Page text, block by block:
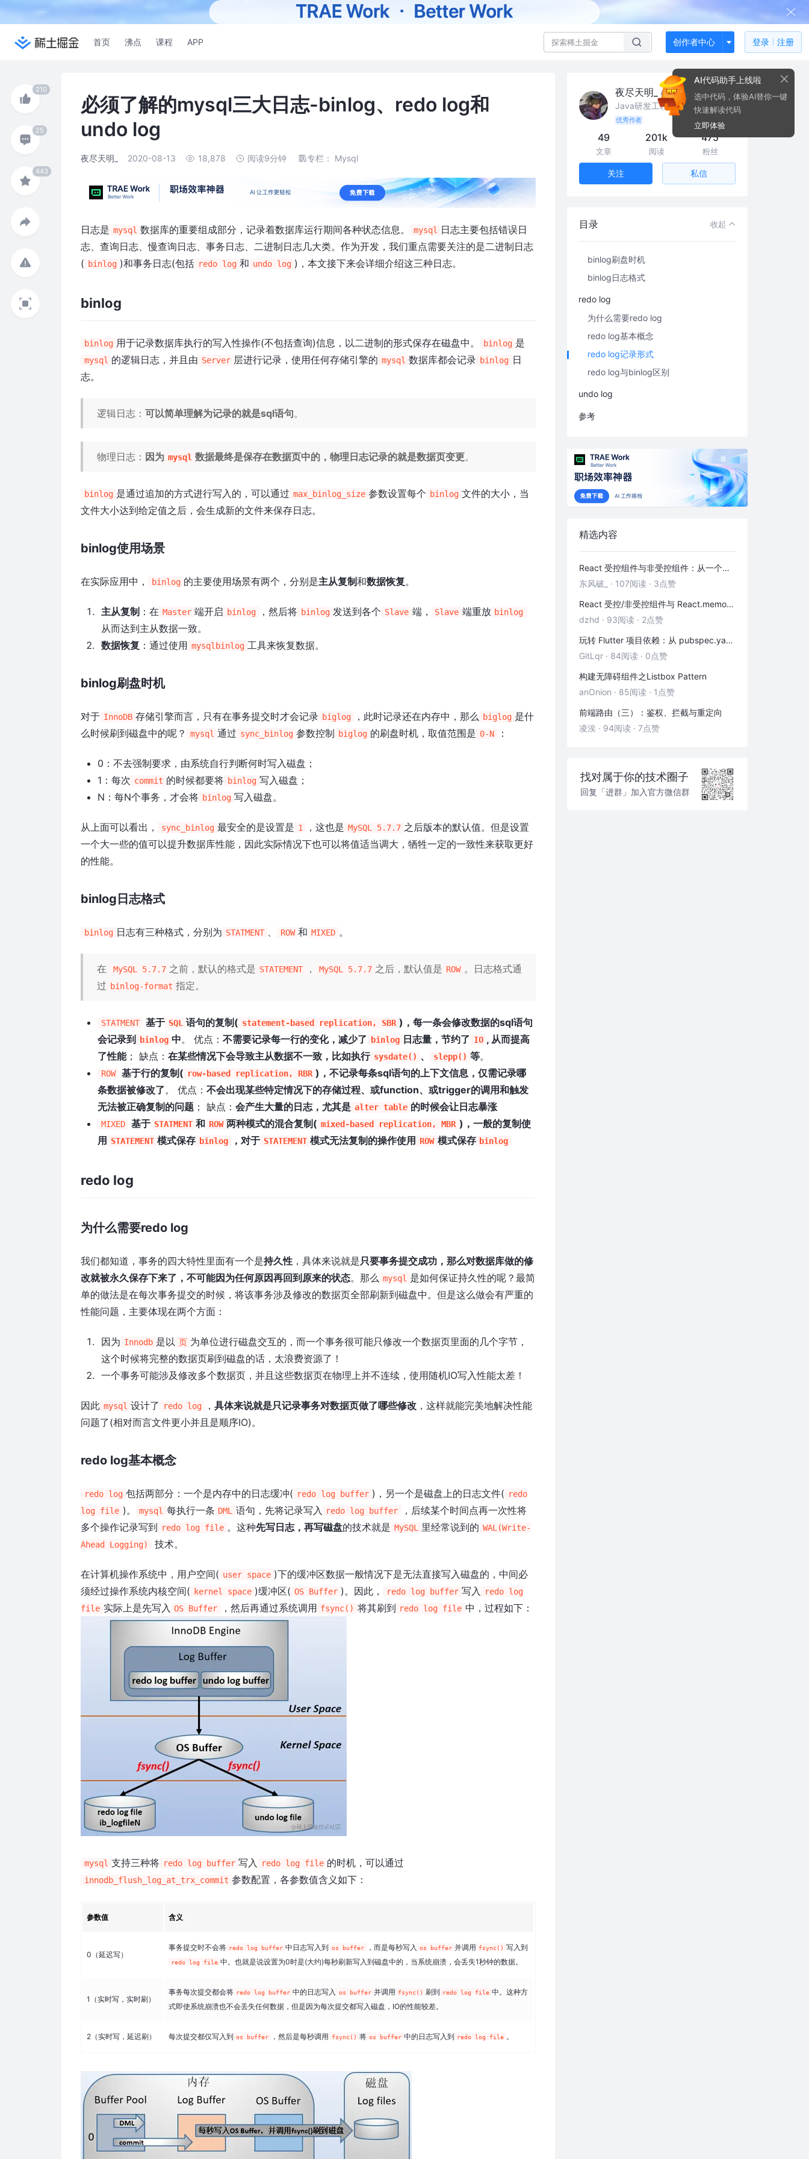
首页 沸点 课程 APP 创作者中心 登录 注册
必须了解的mysql三大日志-binlog、redo log和
undo log
夜尽天明_ 2020-08-13 18,878 阅读9分钟 专栏： Mysql
日志是 mysql 数据库的重要组成部分，记录着数据库运行期间各种状态信息。 mysql
日志主要包括错误日
志、查询日志、慢查询日志、事务日志、二进制日志几大类。作为开发，我们重点需要关注的是二进制日志
( binlog )和事务日志(包括 redo log 和 undo log )，本文接下来会详细介绍这三种日志。
binlog
binlog 用于记录数据库执行的写入性操作(不包括查询)信息，以二进制的形式保存在磁盘中。 binlog 是
mysql 的逻辑日志，并且由 Server 层进行记录，使用任何存储引擎的 mysql 数据库都会记录 binlog 日
志。
逻辑日志：可以简单理解为记录的就是sql语句。
物理日志： 因为 mysql 数据最终是保存在数据页中的，物理日志记录的就是数据页变更。
binlog 是通过追加的方式进行写入的，可以通过 max_binlog_size 参数设置每个 binlog 文件的大小，当
文件大小达到给定值之后，会生成新的文件来保存日志。
binlog使用场景
在实际应用中， binlog 的主要使用场景有两个，分别是主从复制和数据恢复。
主从复制 ：在 Master 端开启 binlog ，然后将 binlog 发送到各个 Slave 端， Slave 端重放 binlog
从而达到主从数据一致。
数据恢复 ：通过使用 mysqlbinlog 工具来恢复数据。
binlog刷盘时机
对于 InnoDB 存储引擎而言，只有在事务提交时才会记录 biglog ，此时记录还在内存中，那么 biglog 是什
么时候刷到磁盘中的呢？
mysql 通过 sync_binlog 参数控制 biglog 的刷盘时机，取值范围是 0-N ：
0：不去强制要求，由系统自行判断何时写入磁盘；
1：每次 commit 的时候都要将 binlog 写入磁盘；
N：每N个事务，才会将 binlog 写入磁盘。
从上面可以看出， sync_binlog 最安全的是设置是 1 ，这也是 MySQL 5.7.7 之后版本的默认值。但是设置
一个大一些的值可以提升数据库性能，因此实际情况下也可以将值适当调大，牺牲一定的一致性来获取更好
的性能。
binlog日志格式
binlog 日志有三种格式，分别为 STATMENT ROW 和 MIXED 。
在 MySQL 5.7.7 之前，默认的格式是 STATEMENT ， MySQL 5.7.7 之后，默认值是 ROW 。日志格式通
过 binlog-format 指定。
STATMENT 基于 SQL 语句的复制( statement-based replication, SBR )，每一条会修改数据的sql语句
会记录到 binlog 中。 优点：不需要记录每一行的变化，减少了 binlog 日志量，节约了 IO , 从而提高
了性能； 缺点：在某些情况下会导致主从数据不一致，比如执行 sysdate() 、 slepp() 等。
ROW 基于行的复制( row-based replication, RBR )，不记录每条sql语句的上下文信息，仅需记录哪
条数据被修改了。 优点：不会出现某些特定情况下的存储过程、或function、或trigger的调用和触发
无法被正确复制的问题 ； 缺点：会产生大量的日志，尤其是 alter table 的时候会让日志暴涨
MIXED 基于 STATMENT 和 ROW 两种模式的混合复制( mixed-based replication, MBR )，一般的复制使
用 STATEMENT 模式保存 binlog ，对于 STATEMENT 模式无法复制的操作使用 ROW 模式保存 binlog
redo log
为什么需要redo log
我们都知道，事务的四大特性里面有一个是持久性 ，具体来说就是只要事务提交成功，那么对数据库做的修
改就被永久保存下来了，不可能因为任何原因再回到原来的状态。那么 mysql 是如何保证持久性的呢？最简
单的做法是在每次事务提交的时候，将该事务涉及修改的数据页全部刷新到磁盘中。但是这么做会有严重的
性能问题，主要体现在两个方面：
因为 Innodb 是以 页 为单位进行磁盘交互的，而一个事务很可能只修改一个数据页里面的几个字节，
这个时候将完整的数据页刷到磁盘的话，太浪费资源了！
一个事务可能涉及修改多个数据页，并且这些数据页在物理上并不连续，使用随机IO写入性能太差！
因此 mysql 设计了 redo log ，具体来说就是只记录事务对数据页做了哪些修改 ，这样就能完美地解决性能
问题了(相对而言文件更小并且是顺序IO)。
redo log基本概念
redo log 包括两部分：一个是内存中的日志缓冲( redo log buffer )，另一个是磁盘上的日志文件( redo
log file )。 mysql 每执行一条 DML 语句，先将记录写入 redo log buffer
，后续某个时间点再一次性将
多个操作记录写到 redo log file 。这种先写日志，再写磁盘的技术就是 MySQL 里经常说到的 WAL(Write-
Ahead Logging)
技术。
在计算机操作系统中，用户空间( user space )下的缓冲区数据一般情况下是无法直接写入磁盘的，中间必
须经过操作系统内核空间(
kernel space )缓冲区( OS Buffer )。因此， redo log buffer 写入
redo log
file 实际上是先写入 OS Buffer ，然后再通过系统调用 fsync() 将其刷到 redo log file 中，过程如下：
mysql 支持三种将 redo log buffer 写入 redo log file 的时机，可以通过
innodb_flush_log_at_trx_commit 参数配置，各参数值含义如下：
参数值 含义
0（延迟写）
事务提交时不会将 redo log buffer 中日志写入到 os buffer ，而是每秒写入 os buffer 并调用 fsync() 写入到
redo log file 中。也就是说设置为0时是(大约)每秒刷新写入到磁盘中的，当系统崩溃，会丢失1秒钟的数据。
1（实时写，实时刷）
事务每次提交都会将 redo log buffer 中的日志写入 os buffer 并调用 fsync() 刷到 redo log file 中。这种方
式即使系统崩溃也不会丢失任何数据，但是因为每次提交都写入磁盘，IO的性能较差。
2（实时写，延迟刷） 每次提交都仅写入到 os buffer ，然后是每秒调用 fsync() 将 os buffer 中的日志写入到 redo log file 。
夜尽天明_
Java研发工程师 @携程
优秀作者
49
文章
201k
阅读
475
粉丝
关注 私信
目录 收起
binlog
binlog使用场景
binlog刷盘时机
binlog日志格式
redo log
为什么需要redo log
redo log基本概念
redo log记录形式
redo log与binlog区别
undo log
参考
精选内容
React 受控组件与非受控组件：从一个输入框讲清表单数据流
东风破_
· 107阅读 · 3点赞
React 受控/非受控组件与 React.memo 性能优化——从本质到实战
dzhd · 93阅读 · 2点赞
玩转 Flutter 项目依赖：从 pubspec.yaml 到实战包管理
GitLqr · 84阅读 · 0点赞
构建无障碍组件之Listbox Pattern
anOnion · 85阅读 · 1点赞
前端路由（三）：鉴权、拦截与重定向
凌涘 · 94阅读 · 7点赞
找对属于你的技术圈子
回复「进群」加入官方微信群
AI代码助手上线啦
选中代码，体验AI替你一键
快速解读代码
立即体验